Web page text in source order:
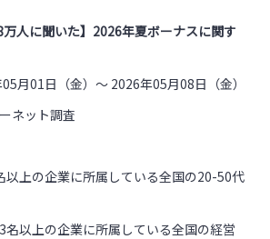
人に聞いた】2026年夏ボーナスに関す
月01日（金）～ 2026年05月08日（金）
ネット調査
以上の企業に所属している全国の20-50代
名以上の企業に所属している全国の経営